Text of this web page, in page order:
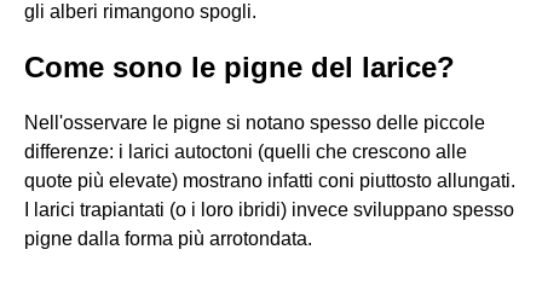
gli alberi rimangono spogli.
Come sono le pigne del larice?
Nell'osservare le pigne si notano spesso delle piccole
differenze: i larici autoctoni (quelli che crescono alle
quote più elevate) mostrano infatti coni piuttosto allungati.
I larici trapiantati (o i loro ibridi) invece sviluppano spesso
pigne dalla forma più arrotondata.